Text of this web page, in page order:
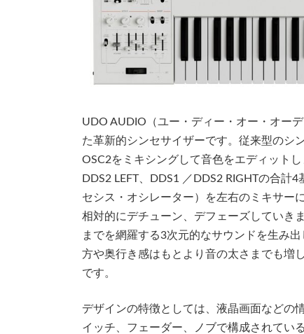
UDO AUDIO（ユー・ディー・オー・オー
た革新的シンセサイザーです。従来型のシ
OSC2をミキシングして音色をエディット
DDS2 LEFT、DDS1 ／DDS2 RIGHTの合計
セシス・オシレーター）を左右のミキサー
相対的にデチューン、デフェーズしていき
までを網羅する3次元的なサウンドを生み
方や奥行き感はもとより音の太さまでも増
です。
デザインの特徴としては、液晶画面などの
イッチ、フェーダー、ノブで構成されてい